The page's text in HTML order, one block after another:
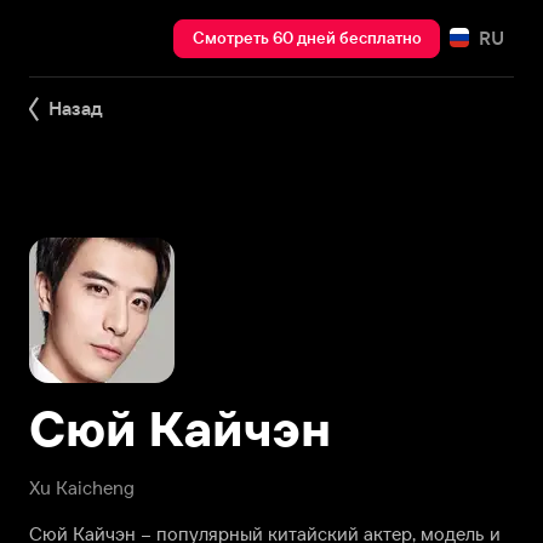
Смотреть 60 дней бесплатно RU
Назад
Xu Kaicheng
Сюй Кайчэн
Сюй Кайчэн – популярный китайский актер, модель и